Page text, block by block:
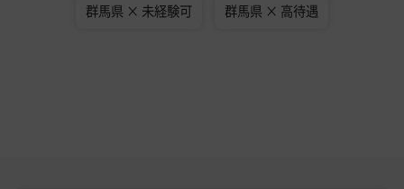
群馬県 × 未経験可 群馬県 × 高待遇